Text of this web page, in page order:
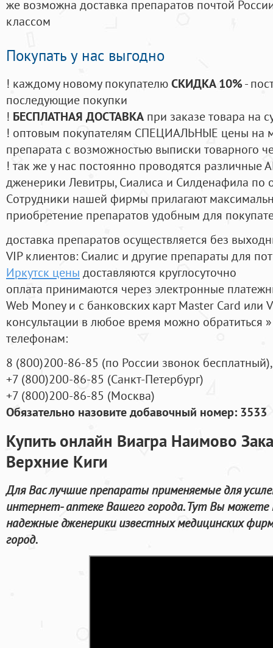
же возможна доставка препаратов почтой
классом
Покупать у нас выгодно
! каждому новому покупателюСКИДКА 10%-
последующие покупки
! БЕСПЛАТНАЯ ДОСТАВКА при заказе товара на
! оптовым покупателям СПЕЦИАЛЬНЫЕ цены на
препарата с возможностью выписки товарного
! так же у нас постоянно проводятся
дженерики Левитры, Сиалиса и Силденафила по
Cотрудники нашей фирмы прилагают
приобретение препаратов удобным для
доставка препаратов осуществляется без
VIP клиентов: Сиалис и другие препараты для
Иркутск цены доставляются круглосуточно
оплата принимаются через электронные
Web Money и с банковских карт Master Card или
консультации в любое время можно обратиться
телефонам:
8 (800)200-86-85 (по России звонок бесплатный),
+7 (800)200-86-85 (Санкт-Петербург)
+7 (800)200-86-85 (Москва)
Обязательно назовите добавочный номер: 3533
Купить онлайн Виагра Наимово
Верхние Киги
Для Вас лучшие препараты применяемые для
интернет- аптеке Вашего города. Тут Вы
надежные дженерики известных медицинских
город.